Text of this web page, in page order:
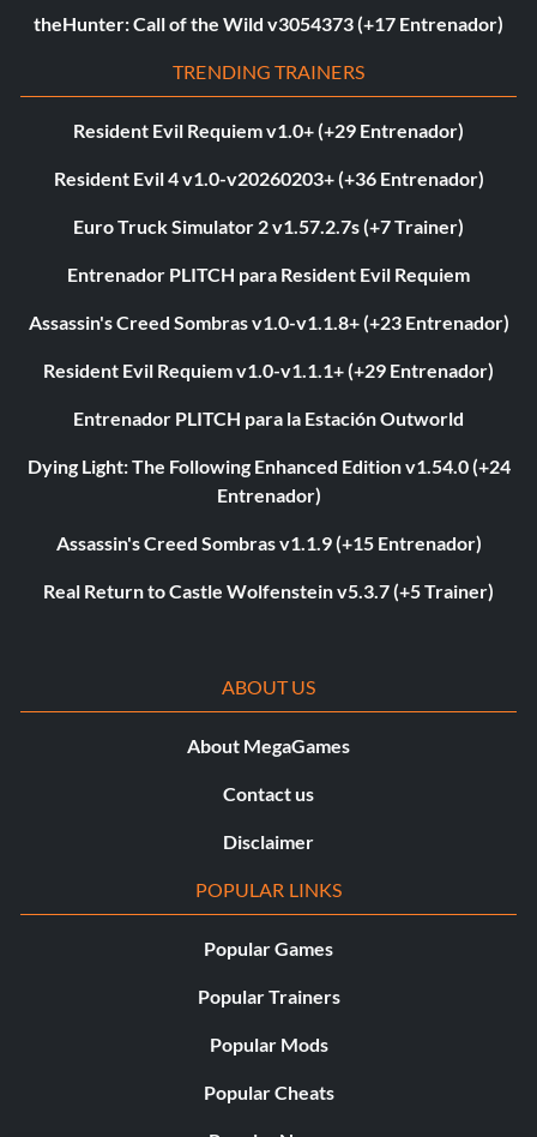
theHunter: Call of the Wild v3054373 (+17 Entrenador)
TRENDING TRAINERS
Resident Evil Requiem v1.0+ (+29 Entrenador)
Resident Evil 4 v1.0-v20260203+ (+36 Entrenador)
Euro Truck Simulator 2 v1.57.2.7s (+7 Trainer)
Entrenador PLITCH para Resident Evil Requiem
Assassin's Creed Sombras v1.0-v1.1.8+ (+23 Entrenador)
Resident Evil Requiem v1.0-v1.1.1+ (+29 Entrenador)
Entrenador PLITCH para la Estación Outworld
Dying Light: The Following Enhanced Edition v1.54.0 (+24
Entrenador)
Assassin's Creed Sombras v1.1.9 (+15 Entrenador)
Real Return to Castle Wolfenstein v5.3.7 (+5 Trainer)
ABOUT US
About MegaGames
Contact us
Disclaimer
POPULAR LINKS
Popular Games
Popular Trainers
Popular Mods
Popular Cheats